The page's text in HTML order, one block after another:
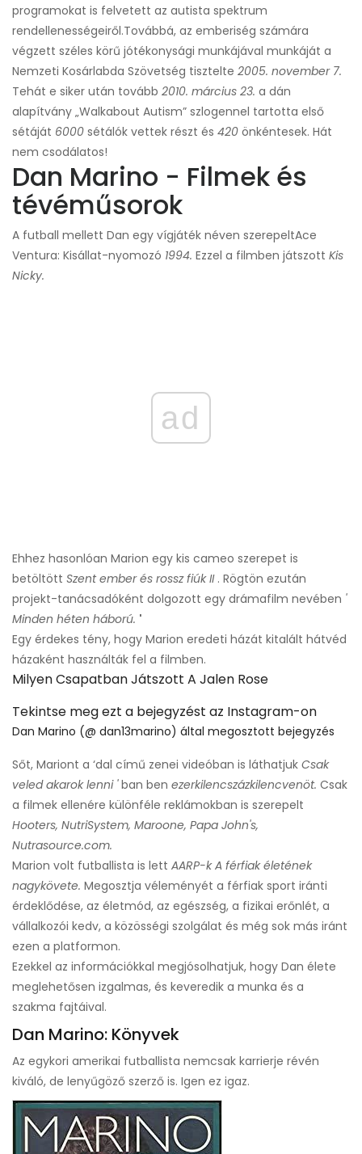
programokat is felvetett az autista spektrum
rendellenességeiről.Továbbá, az emberiség számára
végzett széles körű jótékonysági munkájával munkáját a
Nemzeti Kosárlabda Szövetség tisztelte 2005. november 7.
Tehát e siker után tovább 2010. március 23. a dán
alapítvány „Walkabout Autism” szlogennel tartotta első
sétáját 6000 sétálók vettek részt és 420 önkéntesek. Hát
nem csodálatos!
Dan Marino - Filmek és
tévéműsorok
A futball mellett Dan egy vígjáték néven szerepeltAce
Ventura: Kisállat-nyomozó 1994. Ezzel a filmben játszott Kis
Nicky.
ad
Ehhez hasonlóan Marion egy kis cameo szerepet is
betöltött Szent ember és rossz fiúk II . Rögtön ezután
projekt-tanácsadóként dolgozott egy drámafilm nevében '
Minden héten háború. '
Egy érdekes tény, hogy Marion eredeti házát kitalált hátvéd
házaként használták fel a filmben.
Milyen Csapatban Játszott A Jalen Rose
Tekintse meg ezt a bejegyzést az Instagram-on
Dan Marino (@ dan13marino) által megosztott bejegyzés
Sőt, Mariont a ‘dal című zenei videóban is láthatjuk Csak
veled akarok lenni 'ban ben ezerkilencszázkilencvenöt. Csak
a filmek ellenére különféle reklámokban is szerepelt
Hooters, NutriSystem, Maroone, Papa John's,
Nutrasource.com.
Marion volt futballista is lett AARP-k A férfiak életének
nagykövete. Megosztja véleményét a férfiak sport iránti
érdeklődése, az életmód, az egészség, a fizikai erőnlét, a
vállalkozói kedv, a közösségi szolgálat és még sok más iránt
ezen a platformon.
Ezekkel az információkkal megjósolhatjuk, hogy Dan élete
meglehetősen izgalmas, és keveredik a munka és a
szakma fajtáival.
Dan Marino: Könyvek
Az egykori amerikai futballista nemcsak karrierje révén
kiváló, de lenyűgöző szerző is. Igen ez igaz.